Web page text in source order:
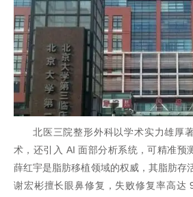
北医三院整形外科以学术实力雄厚
术，还引入 AI 面部分析系统，可精准预
薛红宇是脂肪移植领域的权威，其脂肪存
谢宏彬擅长眼鼻修复，失败修复率高达